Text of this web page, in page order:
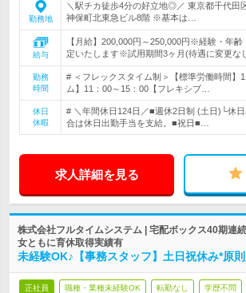
勤務地
＼駅チカ徒歩4分の好立地◎／ 東京都千代田
神保町北東急ビル8階 ※基本は…
給与
【月給】200,000円～250,000円※経験・年
定いたします※試用期間3ヶ月(待遇に変更な
勤務
時間
# ＜フレックスタイム制＞【標準労働時間】
ム】11：00～15：00【フレキシブ…
休日
休暇
# ＼年間休日124日／■週休2日制 (土日)└休
合は休日出勤手当を支給。■祝日■…
求人詳細を見る
株式会社フルタイムシステム | 宅配ボックス40期連
女ともに育休取得実績有
未経験OK♪【事務スタッフ】土日祝休み*原
正社員 職種・業種未経験OK 転勤なし 学歴不問